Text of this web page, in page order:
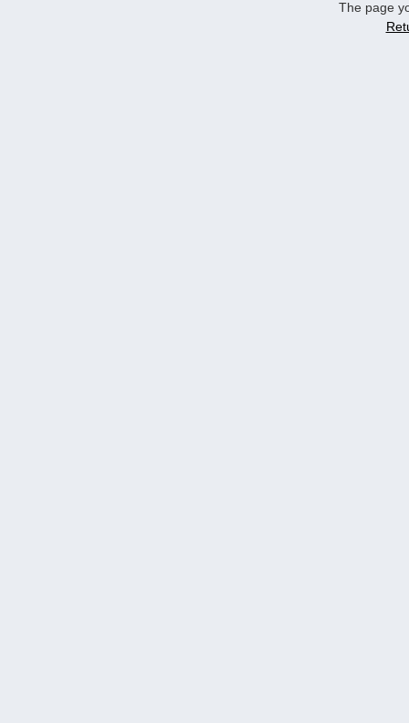
The page